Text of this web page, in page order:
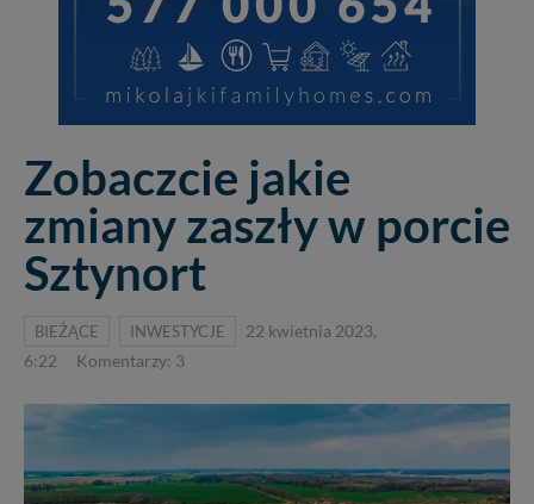
Zobaczcie jakie
zmiany zaszły w porcie
Sztynort
BIEŻĄCE INWESTYCJE
22 kwietnia 2023,
6:22
Komentarzy: 3